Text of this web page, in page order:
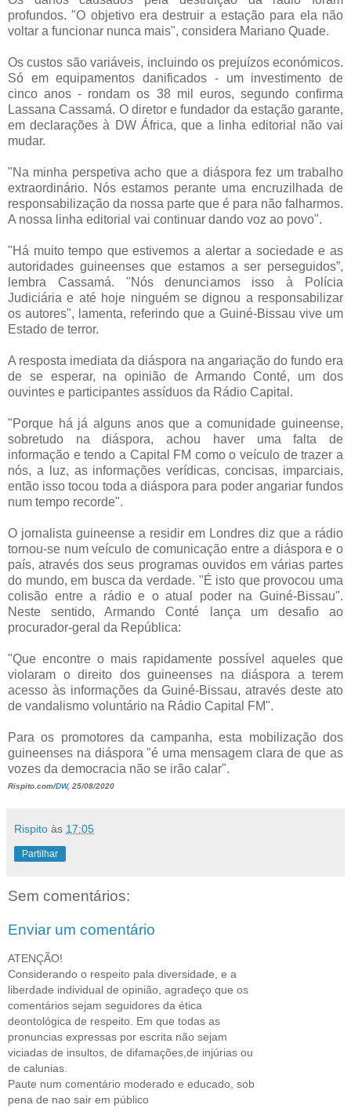
profundos. "O objetivo era destruir a estação para ela não
voltar a funcionar nunca mais", considera Mariano Quade.
Os custos são variáveis, incluindo os prejuízos económicos.
Só em equipamentos danificados - um investimento de
cinco anos - rondam os 38 mil euros, segundo confirma
Lassana Cassamá. O diretor e fundador da estação garante,
em declarações à DW África, que a linha editorial não vai
mudar.
"Na minha perspetiva acho que a diáspora fez um trabalho
extraordinário. Nós estamos perante uma encruzilhada de
responsabilização da nossa parte que é para não falharmos.
A nossa linha editorial vai continuar dando voz ao povo".
"Há muito tempo que estivemos a alertar a sociedade e as
autoridades guineenses que estamos a ser perseguidos”,
lembra Cassamá. "Nós denunciamos isso à Polícia
Judiciária e até hoje ninguém se dignou a responsabilizar
os autores", lamenta, referindo que a Guiné-Bissau vive um
Estado de terror.
A resposta imediata da diáspora na angariação do fundo era
de se esperar, na opinião de Armando Conté, um dos
ouvintes e participantes assíduos da Rádio Capital.
"Porque há já alguns anos que a comunidade guineense,
sobretudo na diáspora, achou haver uma falta de
informação e tendo a Capital FM como o veículo de trazer a
nós, a luz, as informações verídicas, concisas, imparciais,
então isso tocou toda a diáspora para poder angariar fundos
num tempo recorde".
O jornalista guineense a residir em Londres diz que a rádio
tornou-se num veículo de comunicação entre a diáspora e o
país, através dos seus programas ouvidos em várias partes
do mundo, em busca da verdade. "É isto que provocou uma
colisão entre a rádio e o atual poder na Guiné-Bissau".
Neste sentido, Armando Conté lança um desafio ao
procurador-geral da República:
"Que encontre o mais rapidamente possível aqueles que
violaram o direito dos guineenses na diáspora a terem
acesso às informações da Guiné-Bissau, através deste ato
de vandalismo voluntário na Rádio Capital FM".
Para os promotores da campanha, esta mobilização dos
guineenses na diáspora "é uma mensagem clara de que as
vozes da democracia não se irão calar".
Rispito.com/DW, 25/08/2020
Rispito às 17:05
Partilhar
Sem comentários:
Enviar um comentário
ATENÇÃO!
Considerando o respeito pala diversidade, e a
liberdade individual de opinião, agradeço que os
comentários sejam seguidores da ética
deontológica de respeito. Em que todas as
pronuncias expressas por escrita não sejam
viciadas de insultos, de difamações,de injúrias ou
de calunias.
Paute num comentário moderado e educado, sob
pena de nao sair em público